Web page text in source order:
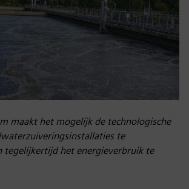
maakt het mogelijk de technologische
te
tegelijkertijd het energieverbruik te